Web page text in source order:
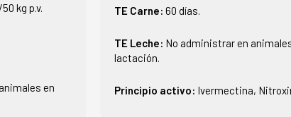
kg p.v.
en
TE Carne:60 días.
TE Leche: No administrar en
lactación.
Principio activo: Ivermectina,